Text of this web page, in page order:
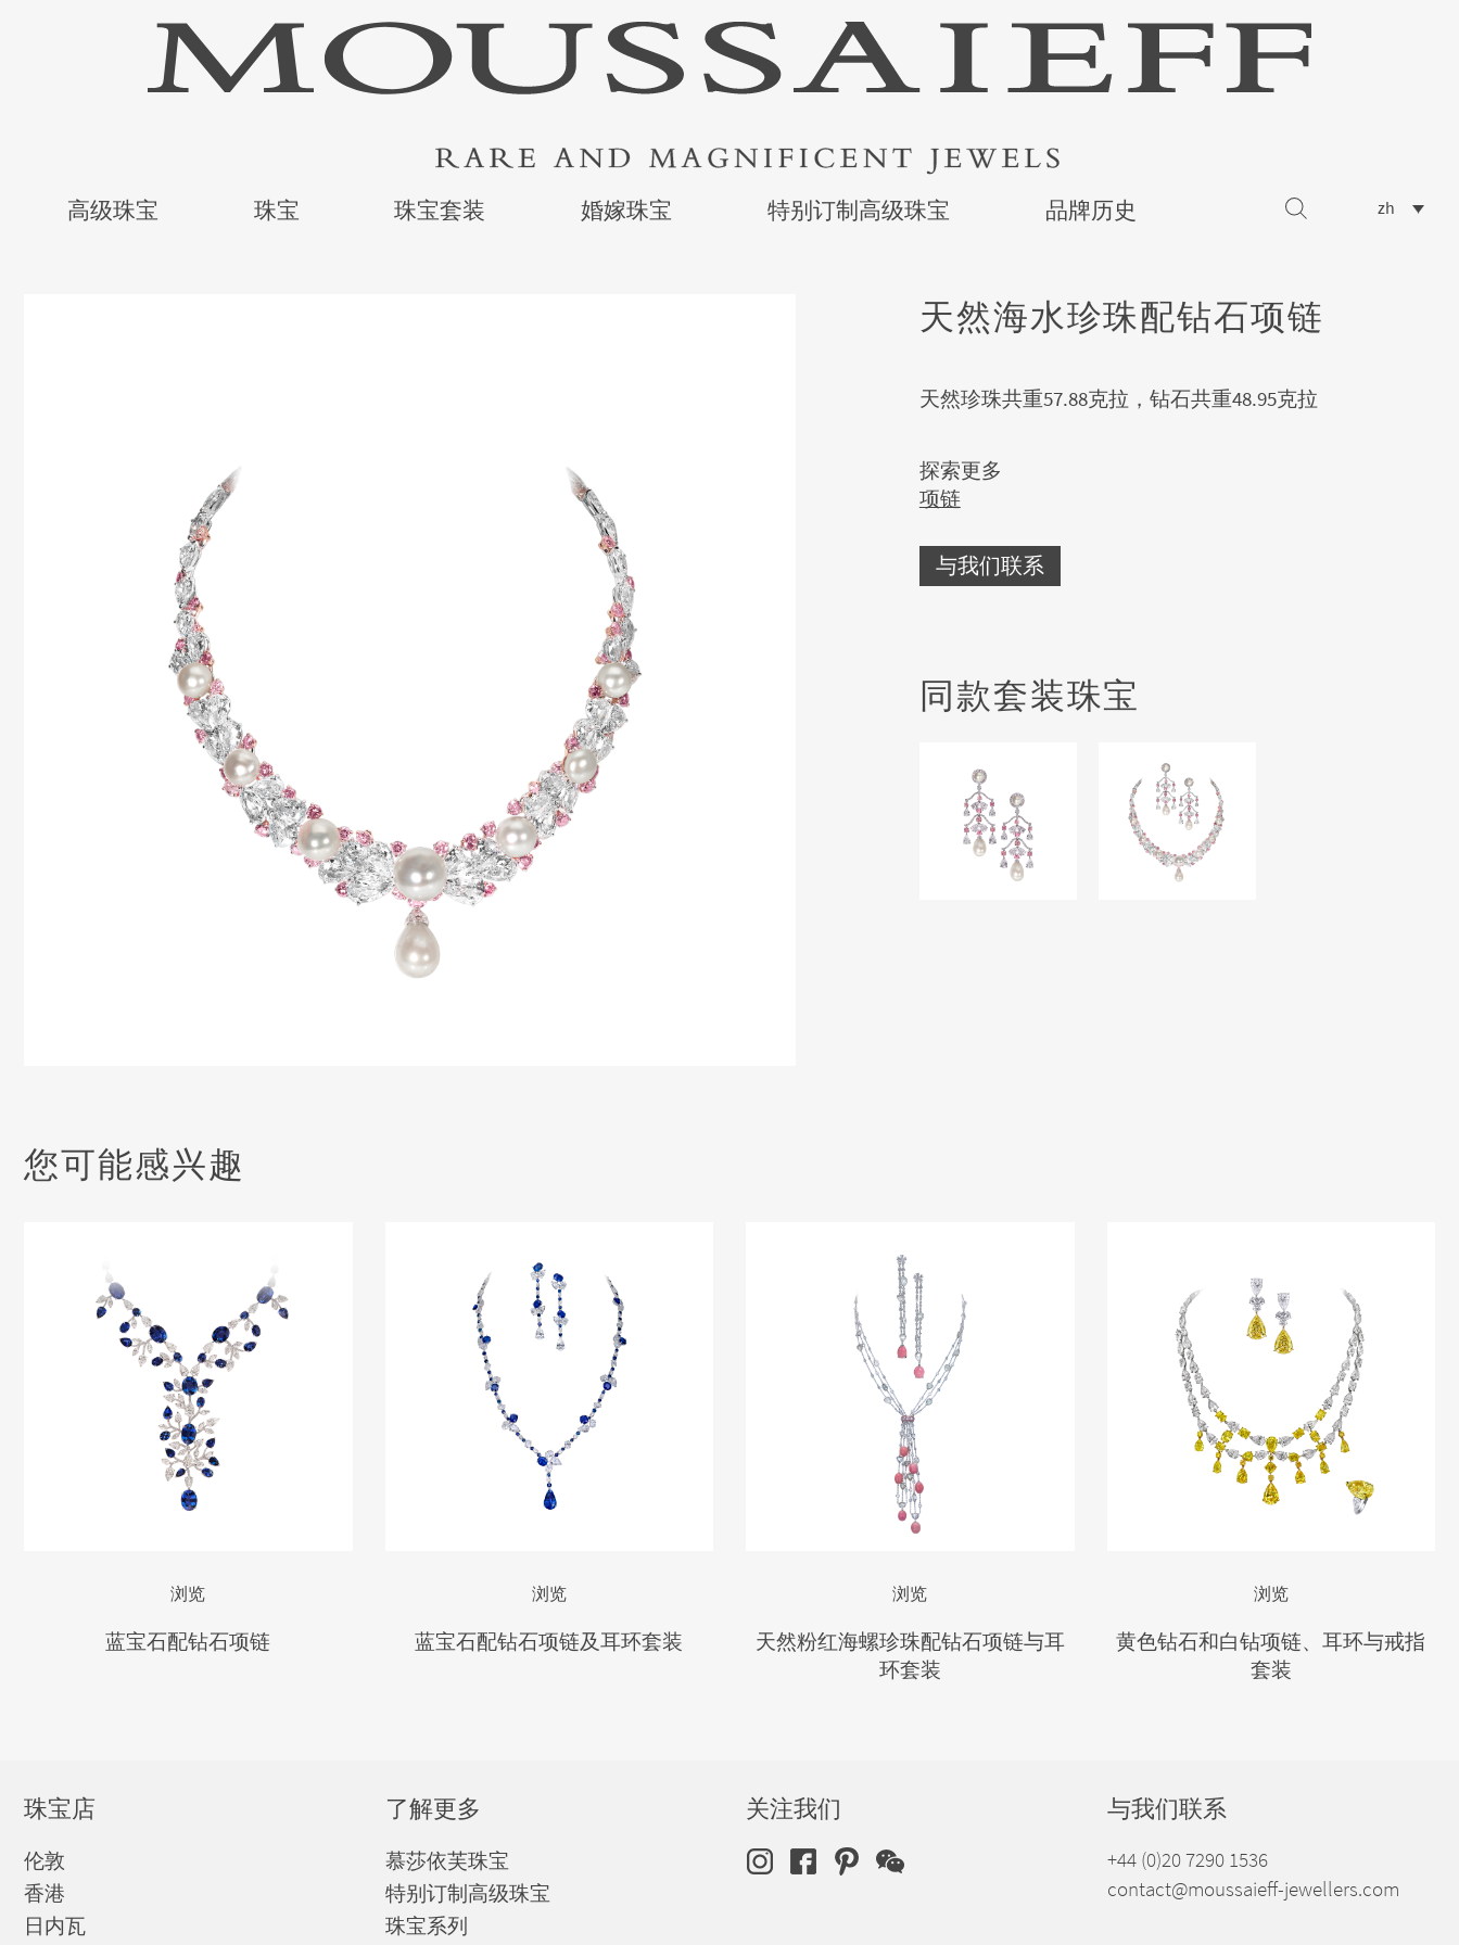
高级珠宝 珠宝 珠宝套装 婚嫁珠宝 特别订制高级珠宝 品牌历史 zh
天然海水珍珠配钻石项链
天然珍珠共重57.88克拉，钻石共重48.95克拉
探索更多
项链
与我们联系
同款套装珠宝
您可能感兴趣
浏览
蓝宝石配钻石项链
浏览
蓝宝石配钻石项链及耳环套装
浏览
天然粉红海螺珍珠配钻石项链与耳
环套装
浏览
黄色钻石和白钻项链、耳环与戒指
套装
珠宝店
伦敦
香港
日内瓦
了解更多
慕莎依芙珠宝
特别订制高级珠宝
珠宝系列
关注我们 与我们联系
+44 (0)20 7290 1536
contact@moussaieff-jewellers.com